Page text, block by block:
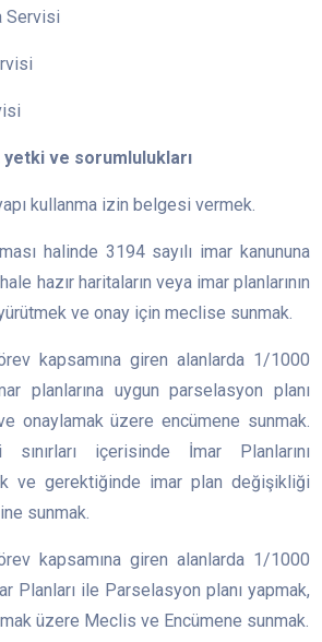
yetki ve sorumlulukları
kullanma izin belgesi vermek.
halinde 3194 sayılı imar kanununa
hazır haritaların veya imar planlarının
ve onay için meclise sunmak.
giren alanlarda 1/1000
planlarına uygun parselasyon planı
onaylamak üzere encümene sunmak.
sınırları içerisinde İmar Planlarını
ve gerektiğinde imar plan değişikliği
sunmak.
giren alanlarda 1/1000
Planları ile Parselasyon planı yapmak,
üzere Meclis ve Encümene sunmak.